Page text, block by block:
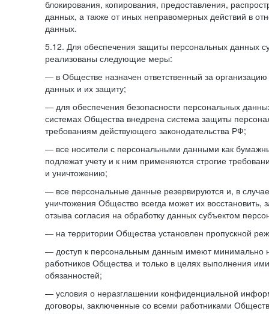
блокирования, копирования, предоставления,
данных, а также от иных неправомерных действий в
данных.
5.12. Для обеспечения защиты персональных данных
реализованы следующие меры:
— в Обществе назначен ответственный за
данных и их защиту;
— для обеспечения безопасности персональных
системах Общества внедрена система защиты
требованиям действующего законодательства РФ;
— все носители с персональными данными как
подлежат учету и к ним применяются строгие
и уничтожению;
— все персональные данные резервируются и, в
уничтожения Общество всегда может их восстановить,
отзыва согласия на обработку данных субъектом
— на территории Общества установлен пропускной
— доступ к персональным данным имеют минимально
работников Общества и только в целях выполнения
обязанностей;
— условия о неразглашении конфиденциальной
договоры, заключенные со всеми работниками